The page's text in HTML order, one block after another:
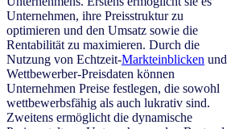
Unternehmen, ihre Preisstruktur zu
optimieren und den Umsatz sowie die
Rentabilität zu maximieren. Durch die
Nutzung von Echtzeit-Markteinblicken und
Wettbewerber-Preisdaten können
Unternehmen Preise festlegen, die sowohl
wettbewerbsfähig als auch lukrativ sind.
Zweitens ermöglicht die dynamische